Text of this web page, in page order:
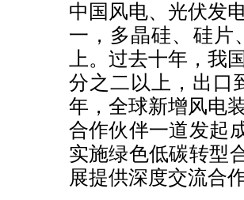
中国风电、光伏发
一，多晶硅、硅片
上。过去十年，我
分之二以上，出口
年，全球新增风电
合作伙伴一道发起
实施绿色低碳转型
展提供深度交流合